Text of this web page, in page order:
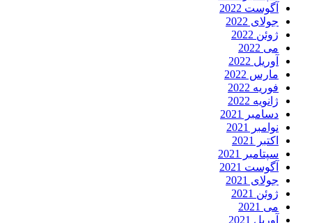
آگوست 2022
جولای 2022
ژوئن 2022
می 2022
آوریل 2022
مارس 2022
فوریه 2022
ژانویه 2022
دسامبر 2021
نوامبر 2021
اکتبر 2021
سپتامبر 2021
آگوست 2021
جولای 2021
ژوئن 2021
می 2021
آوریل 2021